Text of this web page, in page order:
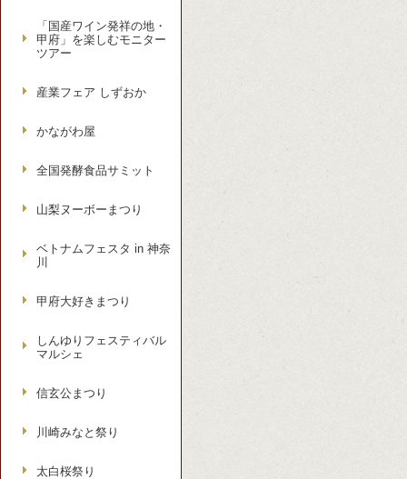
「国産ワイン発祥の地・
甲府」を楽しむモニター
ツアー
産業フェア しずおか
かながわ屋
全国発酵食品サミット
山梨ヌーボーまつり
ベトナムフェスタ in 神奈
川
甲府大好きまつり
しんゆりフェスティバル
マルシェ
信玄公まつり
川崎みなと祭り
太白桜祭り